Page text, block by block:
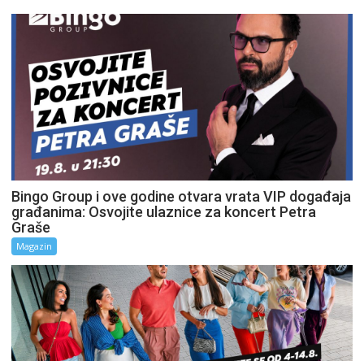
Bingo Group i ove godine otvara vrata VIP događaja
građanima: Osvojite ulaznice za koncert Petra
Graše
Magazin